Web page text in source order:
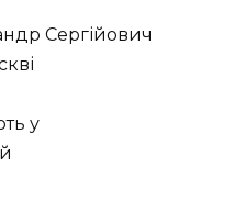
Сергійович
у